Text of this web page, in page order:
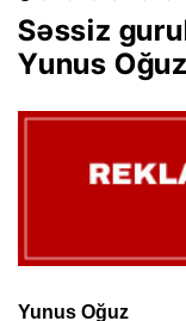
Səssiz
Yunus
Yunus Oğuz